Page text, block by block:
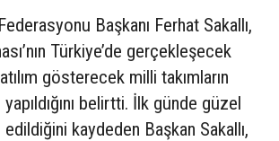
Başkanı Ferhat Sakallı,
Türkiye’de gerçekleşecek
gösterecek milli takımların
belirtti. İlk günde güzel
kaydeden Başkan Sakallı,